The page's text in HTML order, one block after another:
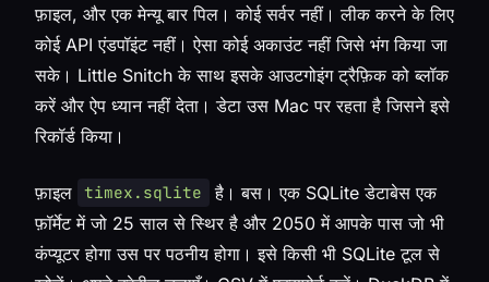
फ़ाइल, और एक मेन्यू बार पिल। कोई सर्वर नहीं। लीक करने के लिए
कोई API एंडपॉइंट नहीं। ऐसा कोई अकाउंट नहीं जिसे भंग किया जा
सके। Little Snitch के साथ इसके आउटगोइंग ट्रैफ़िक को ब्लॉक
करें और ऐप ध्यान नहीं देता। डेटा उस Mac पर रहता है जिसने इसे
रिकॉर्ड किया।
फ़ाइल timex.sqlite
है। बस। एक SQLite डेटाबेस एक
फ़ॉर्मेट में जो 25 साल से स्थिर है और 2050 में आपके पास जो भी
कंप्यूटर होगा उस पर पठनीय होगा। इसे किसी भी SQLite टूल से